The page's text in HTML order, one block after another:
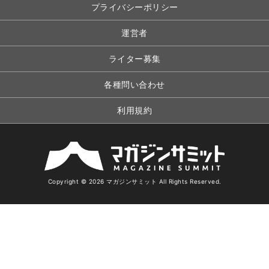
プライバシーポリシー
運営者
ライター募集
各種問い合わせ
利用規約
Copyright © 2026 マガジンサミット All Rights Reserved.